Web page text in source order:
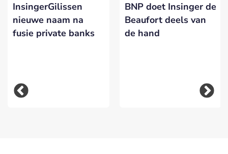
InsingerGilissen
nieuwe naam na
fusie private banks
BNP doet Insinger de
Beaufort deels van
de hand